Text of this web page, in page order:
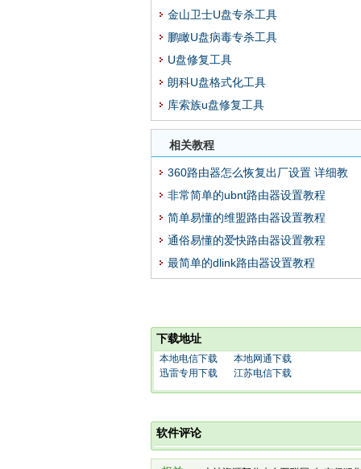
金山卫士U盘专杀工具
鹏瞰U盘病毒专杀工具
U盘修复工具
朗科U盘格式化工具
库索族u盘修复工具
相关教程
360路由器怎么恢复出厂设置 详细教
非常简单的ubnt路由器设置教程
简单易懂的维盟路由器设置教程
通俗易懂的爱快路由器设置教程
最简单的dlink路由器设置教程
下载地址
本地电信下载
本地网通下载
迅雷专用下载
江苏电信下载
软件评论